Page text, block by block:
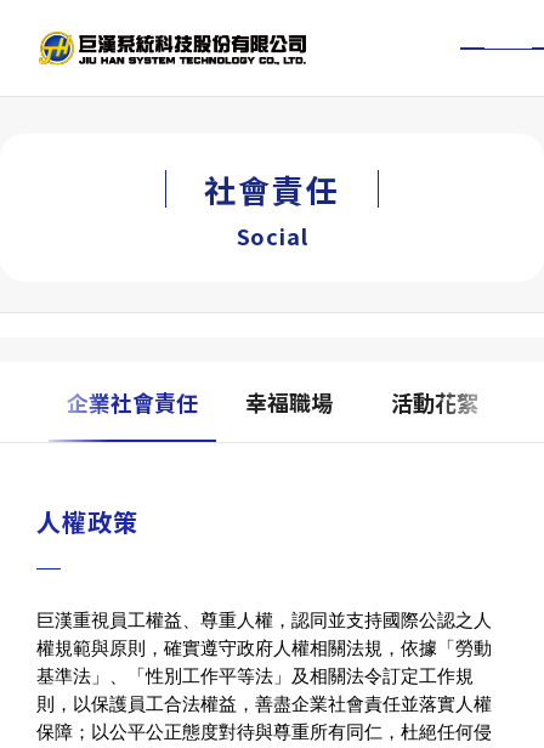
社會責任
Social
企業社會責任 幸福職場 活動花絮
人權政策
巨漢重視員工權益、尊重人權，認同並支持國際公認之人
權規範與原則，確實遵守政府人權相關法規，依據「勞動
基準法」、「性別工作平等法」及相關法令訂定工作規
則，以保護員工合法權益，善盡企業社會責任並落實人權
保障；以公平公正態度對待與尊重所有同仁，杜絕任何侵
BIM經驗
人才招募
聯絡我們
TW EN